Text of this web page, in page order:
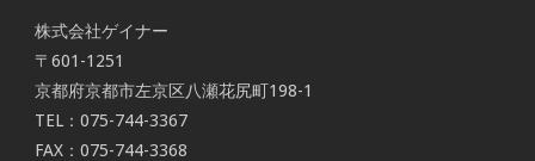
株式会社ゲイナー
〒601-1251
京都府京都市左京区八瀬花尻町198-1
TEL：075-744-3367
FAX：075-744-3368